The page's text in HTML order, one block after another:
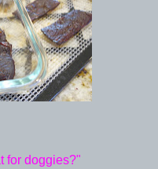
for doggies?"